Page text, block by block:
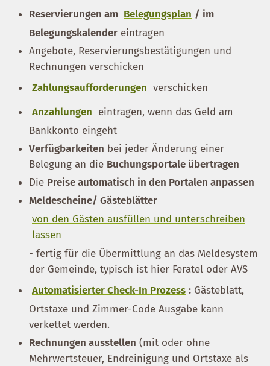
Reservierungen am Belegungsplan / im
Belegungskalender eintragen
Angebote, Reservierungsbestätigungen und
Rechnungen verschicken
Zahlungsaufforderungen verschicken
Anzahlungen eintragen, wenn das Geld am
Bankkonto eingeht
Verfügbarkeiten bei jeder Änderung einer
Belegung an die Buchungsportale übertragen
Die Preise automatisch in den Portalen anpassen
Meldescheine/ Gästeblätter
von den Gästen ausfüllen und unterschreiben
lassen
- fertig für die Übermittlung an das Meldesystem
der Gemeinde, typisch ist hier Feratel oder AVS
Automatisierter Check-In Prozess : Gästeblatt,
Ortstaxe und Zimmer-Code Ausgabe kann
verkettet werden.
Rechnungen ausstellen (mit oder ohne
Mehrwertsteuer, Endreinigung und Ortstaxe als